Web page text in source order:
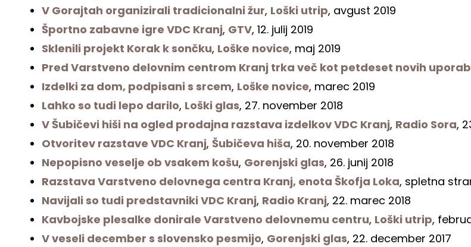
V Gorajtah organizirali tradicionalni žur, Loški utrip, avgust 2019
Športno zabavne igre VDC Kranj, GTV, 12. julij 2019
Sklenili projekt Korak k sončku, Loške novice, maj 2019
Pred Varstveno delovnim centrom Kranj trka več kot petdeset novih
Izdelki za dom, podpisani s srcem, Loške novice, marec 2019
Lahko so tudi lepo darilo, Loški glas, 27. november 2018
V Šubičevi hiši na ogled prodajna razstava izdelkov VDC Kranj, Radio Sora,
Otvoritev razstave VDC Kranj, Šubičeva hiša, 20. november 2018
Nepopisno veselje ob vsakem košu, Gorenjski glas, 26. junij 2018
Razstava Varstveno delovnega centra Kranj, enota Škofja Loka, spletna
Navijali so tudi predstavniki VDC Kranj, Radio Kranj, 22. marec 2018
Kavbojske plesalke donirale Varstveno delovnemu centru, Loški utrip,
V veseli december s slovensko pesmijo, Gorenjski glas, 22. december 2017